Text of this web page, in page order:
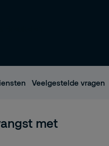
Veelgestelde vragen
met